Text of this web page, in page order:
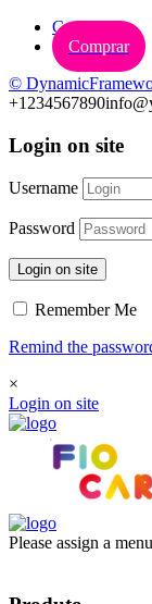
Carrinho
Comprar
©
+1234567890
Login on site
Username
Password
Login on site
Remember Me
Remind the
×
Login on site
Please assign a